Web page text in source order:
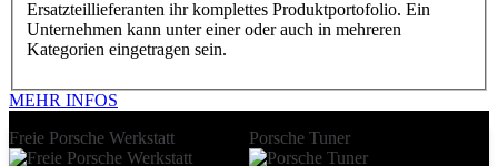
Ersatzteillieferanten ihr komplettes Produktportofolio. Ein
Unternehmen kann unter einer oder auch in mehreren
Kategorien eingetragen sein.
MEHR INFOS
Freie Porsche Werkstatt
Porsche Tuner